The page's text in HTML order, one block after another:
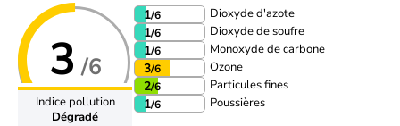
3 /6
Indice pollution
Dégradé
1/6 Dioxyde d'azote
1/6 Dioxyde de soufre
1/6 Monoxyde de carbone
3/6 Ozone
2/6 Particules fines
1/6 Poussières